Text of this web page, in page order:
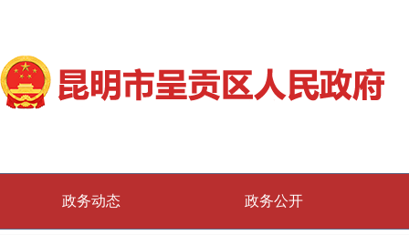
政务动态 政务公开